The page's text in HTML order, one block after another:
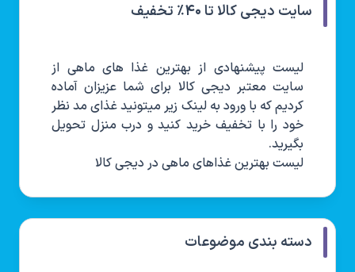
سایت دیجی کالا تا ۴۰٪ تخفیف
لیست پیشنهادی از بهترین غذا های ماهی از
سایت معتبر دیجی کالا برای شما عزیزان آماده
کردیم که با ورود به لینک زیر میتونید غذای مد نظر
خود را با تخفیف خرید کنید و درب منزل تحویل
بگیرید.
لیست بهترین غذاهای ماهی در دیجی کالا
دسته بندی موضوعات